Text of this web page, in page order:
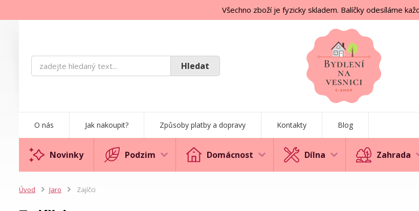
Všechno zboží je fyzicky skladem. Balíčky odesíláme
Hledat
O nás Jak nakoupit? Způsoby platby a dopravy Kontakty Blog
Novinky Podzim Domácnost Dílna Zahrada
Úvod Jaro Zajíčci